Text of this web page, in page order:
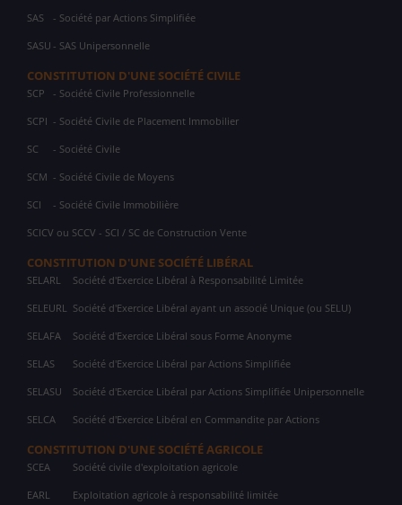
SAS - Société par Actions Simplifiée
SASU - SAS Unipersonnelle
CONSTITUTION D'UNE SOCIÉTÉ CIVILE
SCP - Société Civile Professionnelle
SCPI - Société Civile de Placement Immobilier
SC - Société Civile
SCM - Société Civile de Moyens
SCI - Société Civile Immobilière
SCICV ou SCCV - SCI / SC de Construction Vente
CONSTITUTION D'UNE SOCIÉTÉ LIBÉRAL
SELARL Société d'Exercice Libéral à Responsabilité Limitée
SELEURL Société d'Exercice Libéral ayant un associé Unique (ou SELU)
SELAFA Société d'Exercice Libéral sous Forme Anonyme
SELAS Société d'Exercice Libéral par Actions Simplifiée
SELASU Société d'Exercice Libéral par Actions Simplifiée Unipersonnelle
SELCA Société d'Exercice Libéral en Commandite par Actions
CONSTITUTION D'UNE SOCIÉTÉ AGRICOLE
SCEA Société civile d'exploitation agricole
EARL Exploitation agricole à responsabilité limitée